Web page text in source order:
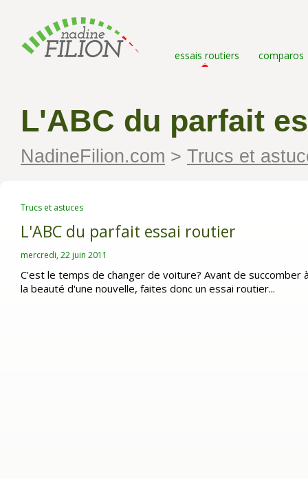
essais routiers comparos
L'ABC du parfait
NadineFilion.com > Trucs et
Trucs et astuces
L'ABC du parfait essai routier
mercredi, 22 juin 2011
C'est le temps de changer de voiture? Avant de succomber
la beauté d'une nouvelle, faites donc un essai routier...